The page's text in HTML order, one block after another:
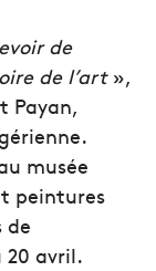
de
de l’art»,
Payan,
musée
peintures
de
20 avril.